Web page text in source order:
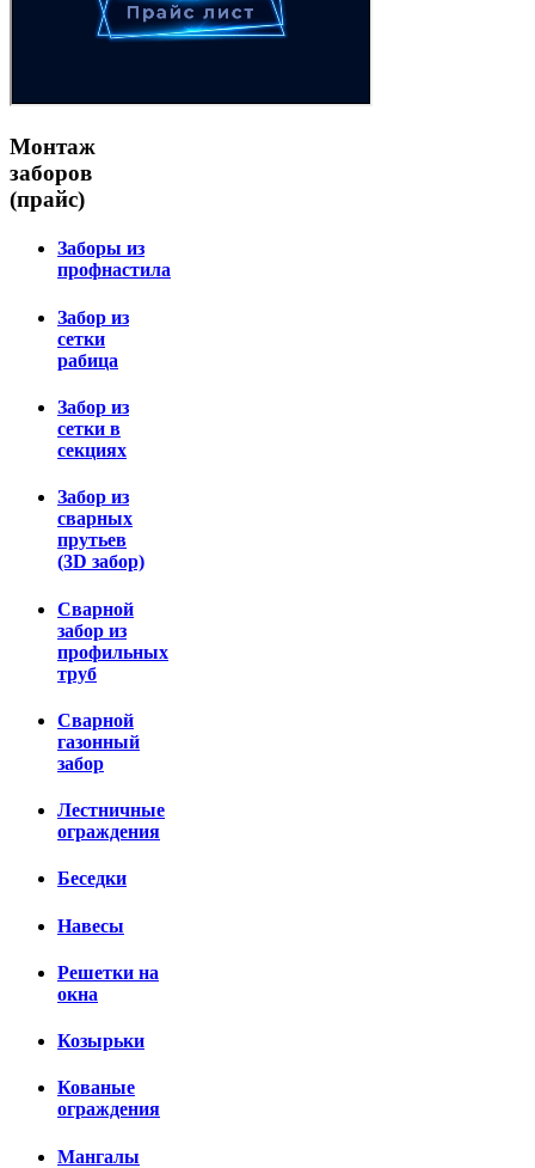
Монтаж
заборов
(прайс)
Заборы из
профнастила
Забор из
сетки
рабица
Забор из
сетки в
секциях
Забор из
сварных
прутьев
(3D забор)
Сварной
забор из
профильных
труб
Сварной
газонный
забор
Лестничные
ограждения
Беседки
Навесы
Решетки на
окна
Козырьки
Кованые
ограждения
Мангалы